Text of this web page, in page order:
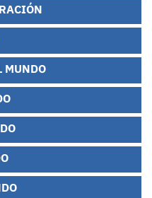
MUNDO